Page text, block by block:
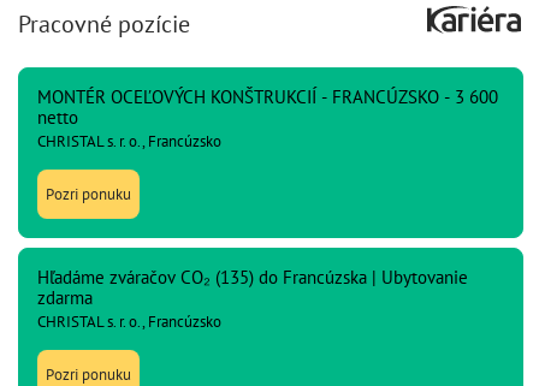
Pracovné pozície
MONTÉR OCEĽOVÝCH KONŠTRUKCIÍ - FRANCÚZSKO - 3 600
netto
CHRISTAL s. r. o., Francúzsko
Pozri ponuku
Hľadáme zváračov CO₂ (135) do Francúzska | Ubytovanie
zdarma
CHRISTAL s. r. o., Francúzsko
Pozri ponuku